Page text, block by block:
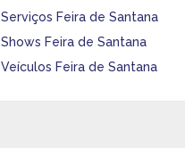
Serviços Feira de Santana
Shows Feira de Santana
Veículos Feira de Santana